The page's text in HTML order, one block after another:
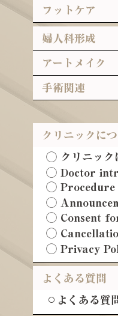
フットケア
婦人科形成
アートメイク
手術関連
クリニックに
◯ クリニック
◯ Doctor
◯ Procedure
◯
◯ Consent
◯
◯ Privacy
よくある質問
⚪︎よくある質